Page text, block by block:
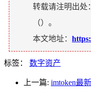
转载请注明出处：
（）。
本文地址：
标签： 数字资产
上一篇: imtoken最